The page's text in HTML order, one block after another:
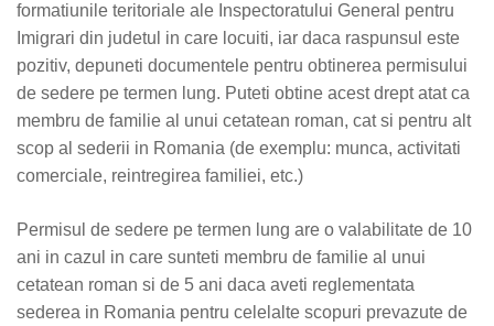
formatiunile teritoriale ale Inspectoratului General pentru
Imigrari din judetul in care locuiti, iar daca raspunsul este
pozitiv, depuneti documentele pentru obtinerea permisului
de sedere pe termen lung. Puteti obtine acest drept atat ca
membru de familie al unui cetatean roman, cat si pentru alt
scop al sederii in Romania (de exemplu: munca, activitati
comerciale, reintregirea familiei, etc.)
Permisul de sedere pe termen lung are o valabilitate de 10
ani in cazul in care sunteti membru de familie al unui
cetatean roman si de 5 ani daca aveti reglementata
sederea in Romania pentru celelalte scopuri prevazute de